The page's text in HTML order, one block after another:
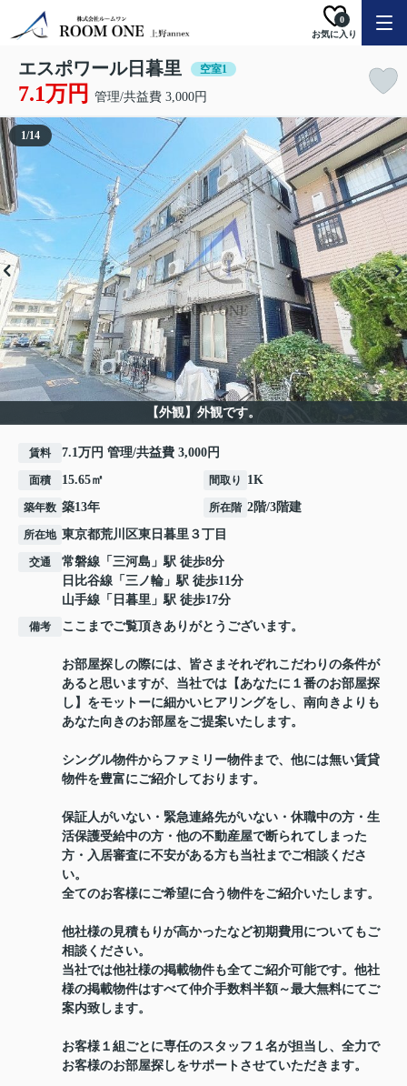
お気に入り
0
エスポワール日暮里 空室1
7.1万円 管理/共益費 3,000円
【外観】外観です。
1/14
賃料 7.1万円 管理/共益費 3,000円
面積 15.65㎡ 間取り 1K
築年数 築13年 所在階 2階/3階建
所在地 東京都荒川区東日暮里 ３丁目
交通 常磐線 「 三河島 」駅 徒歩8分
日比谷線 「 三ノ輪 」駅 徒歩11分
山手線 「 日暮里 」駅 徒歩17分
備考 ここまでご覧頂きありがとうございます。
お部屋探しの際には、皆さまそれぞれこだわりの条件が
あると思いますが、当社では【あなたに１番のお部屋探
し】をモットーに細かいヒアリングをし、南向きよりも
あなた向きのお部屋をご提案いたします。
シングル物件からファミリー物件まで、他には無い賃貸
物件を豊富にご紹介しております。
保証人がいない・緊急連絡先がいない・休職中の方・生
活保護受給中の方・他の不動産屋で断られてしまった
方・入居審査に不安がある方も当社までご相談くださ
い。
全てのお客様にご希望に合う物件をご紹介いたします。
他社様の見積もりが高かったなど初期費用についてもご
相談ください。
当社では他社様の掲載物件も全てご紹介可能です。他社
様の掲載物件はすべて仲介手数料半額～最大無料にてご
案内致します。
お客様１組ごとに専任のスタッフ１名が担当し、全力で
お客様のお部屋探しをサポートさせていただきます。